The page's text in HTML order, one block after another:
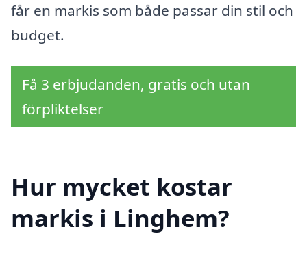
får en markis som både passar din stil och
budget.
Få 3 erbjudanden, gratis och utan
förpliktelser
Hur mycket kostar
markis i Linghem?